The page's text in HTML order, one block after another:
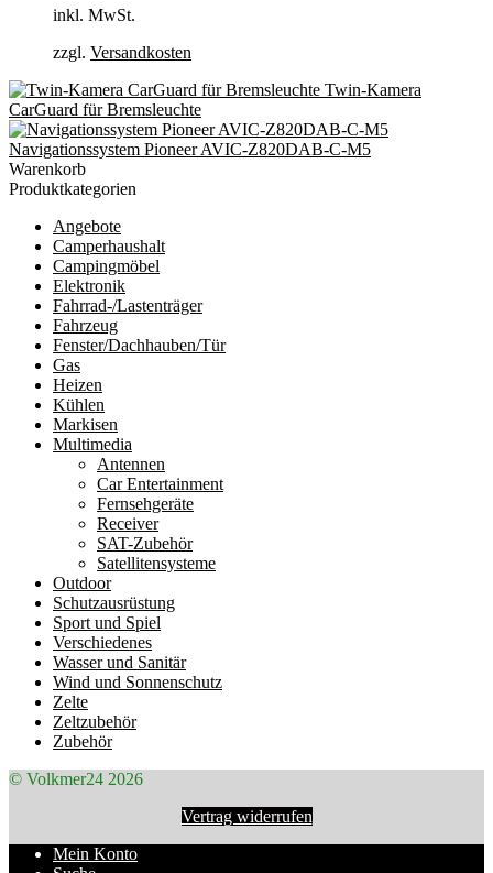
inkl. MwSt.
zzgl. Versandkosten
Twin-Kamera
CarGuard für Bremsleuchte
Navigationssystem Pioneer AVIC-Z820DAB-C-M5
Warenkorb
Produktkategorien
Angebote
Camperhaushalt
Campingmöbel
Elektronik
Fahrrad-/Lastenträger
Fahrzeug
Fenster/Dachhauben/Tür
Gas
Heizen
Kühlen
Markisen
Multimedia
Antennen
Car Entertainment
Fernsehgeräte
Receiver
SAT-Zubehör
Satellitensysteme
Outdoor
Schutzausrüstung
Sport und Spiel
Verschiedenes
Wasser und Sanitär
Wind und Sonnenschutz
Zelte
Zeltzubehör
Zubehör
© Volkmer24 2026
Vertrag widerrufen
Mein Konto